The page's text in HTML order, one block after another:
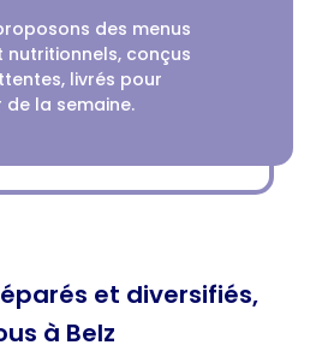
des menus
nutritionnels, conçus
livrés pour
la semaine.
et diversifiés,
à Belz